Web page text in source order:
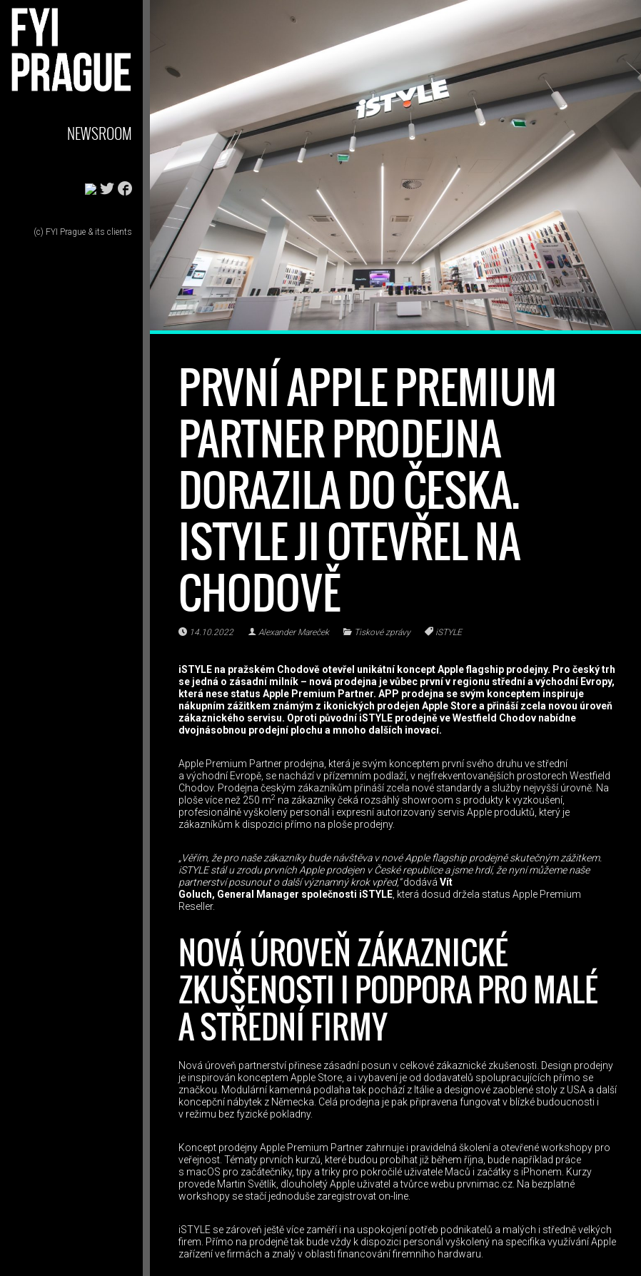
NEWSROOM
(c) FYI Prague & its clients
PRVNÍ APPLE PREMIUM
PARTNER PRODEJNA
DORAZILA DO ČESKA.
ISTYLE JI OTEVŘEL NA
CHODOVĚ
14.10.2022 Alexander Mareček Tiskové zprávy iSTYLE
iSTYLE na pražském Chodově otevřel unikátní koncept Apple flagship prodejny. Pro český trh
se jedná o zásadní milník – nová prodejna je vůbec první v regionu střední a východní Evropy,
která nese status Apple Premium Partner. APP prodejna se svým konceptem inspiruje
nákupním zážitkem známým z ikonických prodejen Apple Store a přináší zcela novou úroveň
zákaznického servisu. Oproti původní iSTYLE prodejně ve Westfield Chodov nabídne
dvojnásobnou prodejní plochu a mnoho dalších inovací.
Apple Premium Partner prodejna, která je svým konceptem první svého druhu ve střední
a východní Evropě, se nachází v přízemním podlaží, v nejfrekventovanějších prostorech Westfield
Chodov. Prodejna českým zákazníkům přináší zcela nové standardy a služby nejvyšší úrovně. Na
ploše více než 250 m2 na zákazníky čeká rozsáhlý showroom s produkty k vyzkoušení,
profesionálně vyškolený personál i expresní autorizovaný servis Apple produktů, který je
zákazníkům k dispozici přímo na ploše prodejny.
„Věřím, že pro naše zákazníky bude návštěva v nové Apple flagship prodejně skutečným zážitkem.
iSTYLE stál u zrodu prvních Apple prodejen v České republice a jsme hrdí, že nyní můžeme naše
partnerství posunout o další významný krok vpřed,“dodává Vít
Goluch, General Manager společnosti iSTYLE, která dosud držela status Apple Premium
Reseller.
NOVÁ ÚROVEŇ ZÁKAZNICKÉ
ZKUŠENOSTI I PODPORA PRO MALÉ
A STŘEDNÍ FIRMY
Nová úroveň partnerství přinese zásadní posun v celkové zákaznické zkušenosti. Design prodejny
je inspirován konceptem Apple Store, a i vybavení je od dodavatelů spolupracujících přímo se
značkou. Modulární kamenná podlaha tak pochází z Itálie a designové zaoblené stoly z USA a další
koncepční nábytek z Německa. Celá prodejna je pak připravena fungovat v blízké budoucnosti i
v režimu bez fyzické pokladny.
Koncept prodejny Apple Premium Partner zahrnuje i pravidelná školení a otevřené workshopy pro
veřejnost. Tématy prvních kurzů, které budou probíhat již během října, bude například práce
s macOS pro začátečníky, tipy a triky pro pokročilé uživatele Maců i začátky s iPhonem. Kurzy
provede Martin Světlík, dlouholetý Apple uživatel a tvůrce webu prvnimac.cz. Na bezplatné
workshopy se stačí jednoduše zaregistrovat on-line.
iSTYLE se zároveň ještě více zaměří i na uspokojení potřeb podnikatelů a malých i středně velkých
firem. Přímo na prodejně tak bude vždy k dispozici personál vyškolený na specifika využívání Apple
zařízení ve firmách a znalý v oblasti financování firemního hardwaru.